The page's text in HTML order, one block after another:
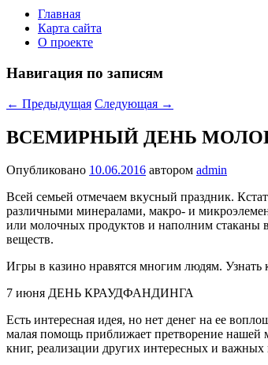
Главная
Карта сайта
О проекте
Навигация по записям
← Предыдущая Следующая →
ВСЕМИРНЫЙ ДЕНЬ
Опубликовано 10.06.2016 автором admin
Всей семьей отмечаем вкусный празд­ник.
различными минералами, макро- и
или молочных про­дуктов и наполним стаканы
веществ.
Игры в казино нравятся многим людям. Узнать
7 июня ДЕНЬ КРАУДФАНДИНГА
Есть интересная идея, но нет денег на ее
малая помощь приближает пре­творение
книг, реализации других ин­тересных и важных